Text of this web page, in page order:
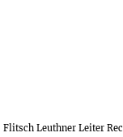
Leuthner Leiter